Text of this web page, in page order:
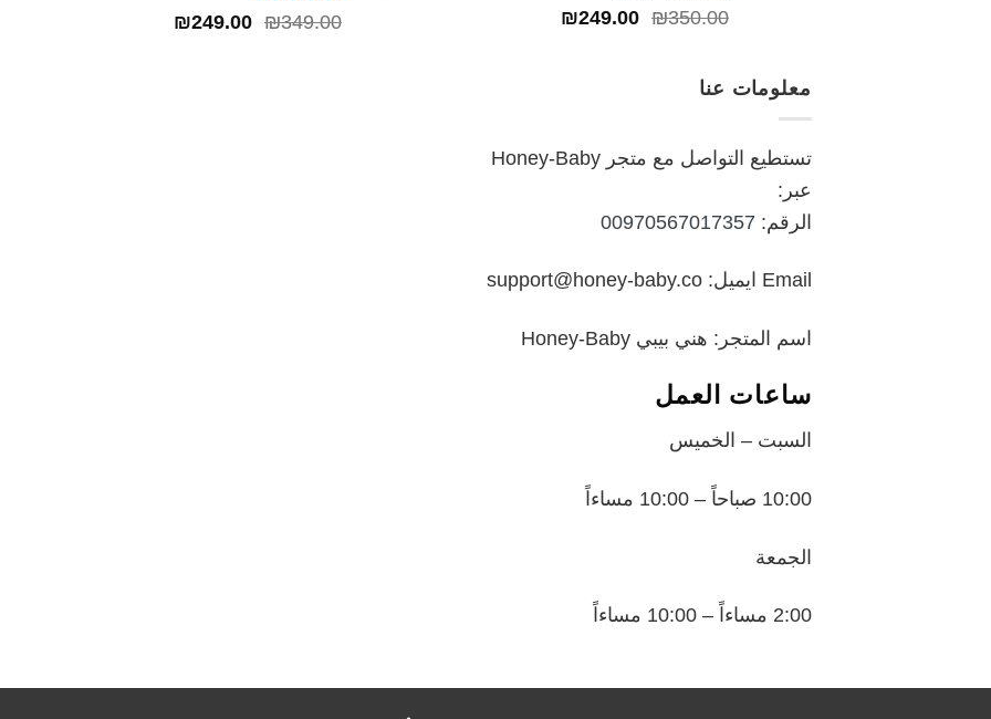
₪350.00
السعر ₪249.00
السعر
تم التقييم
₪349.00
السعر ₪249.00
السعر
معلومات عنا
تستطيع التواصل مع متجر Honey-Baby
عبر:
الرقم: 00970567017357
Email ايميل: support@honey-baby.co
اسم المتجر: هني بيبي Honey-Baby
ساعات العمل
السبت – الخميس
10:00 صباحاً – 10:00 مساءاً
الجمعة
2:00 مساءاً – 10:00 مساءاً